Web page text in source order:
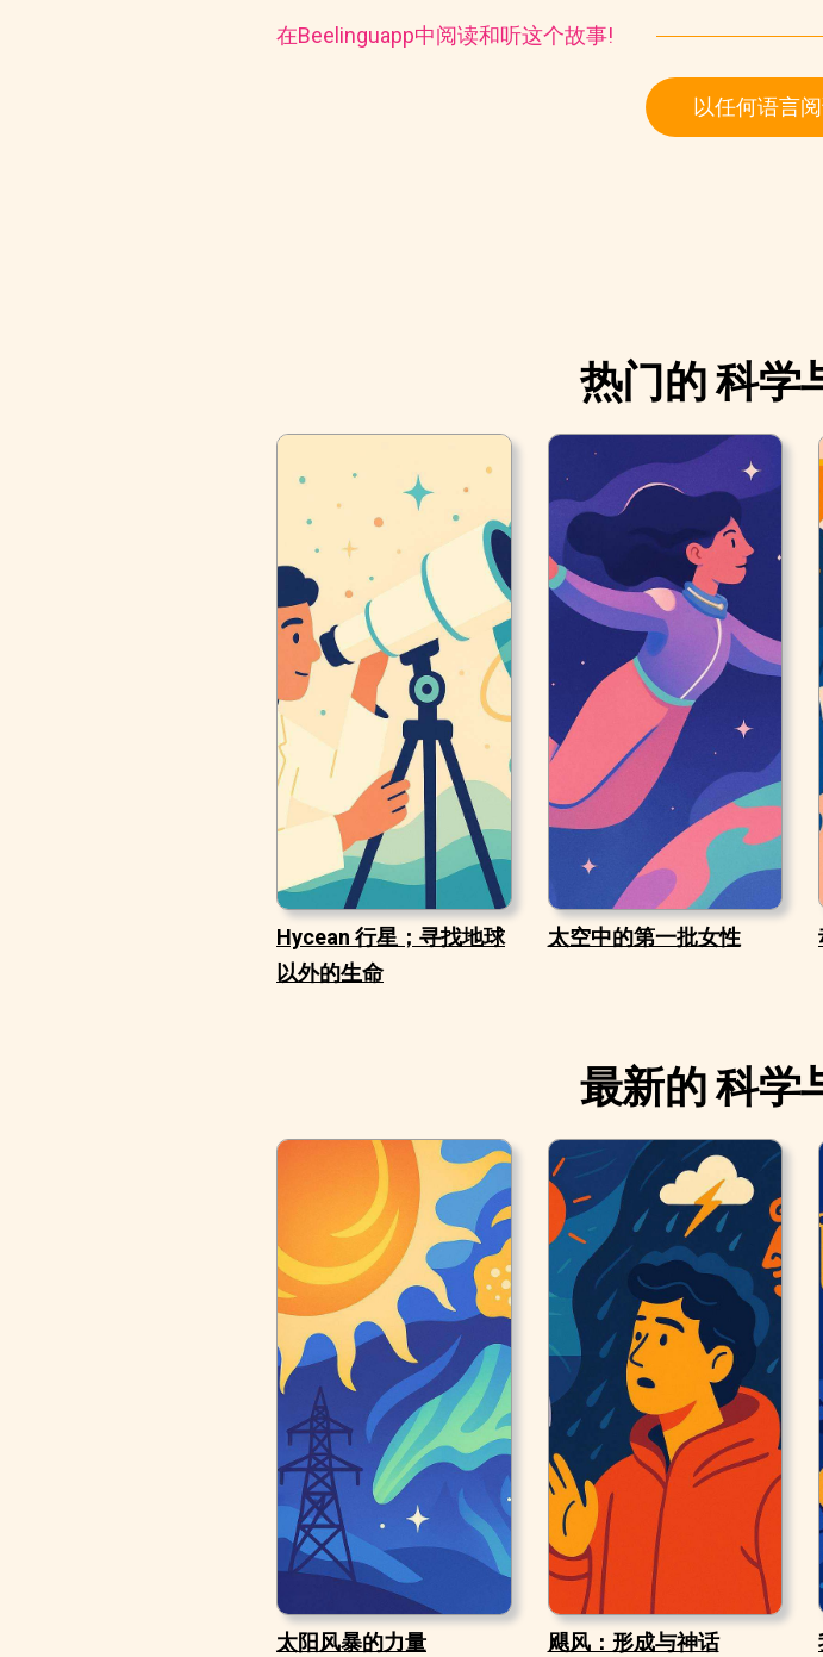
在Beelinguapp中阅读和听这个故事!
以任何语言
热门的 科学
Hycean 行星；寻找地球
以外的生命
太空中的第一批女性
最新的 科学
太阳风暴的力量 飓风：形成与神话